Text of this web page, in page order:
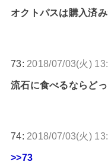
オクトパスは購入済
73: 2018/07/03(火)
流石に食べるならど
74: 2018/07/03(火)
>>73